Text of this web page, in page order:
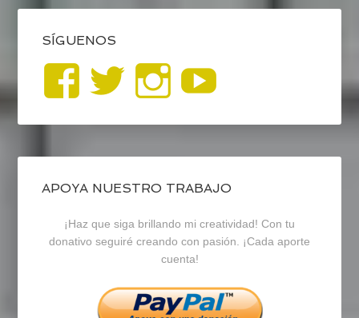
SÍGUENOS
Ver
perfil
de
blogrecursosep
en
Facebook
Ver
perfil
de
recursosep
en
Twitter
Ver
perfil
de
recursosep
en
Instagram
APOYA NUESTRO TRABAJO
¡Haz que siga brillando mi creatividad! Con tu
donativo seguiré creando con pasión. ¡Cada aporte
cuenta!